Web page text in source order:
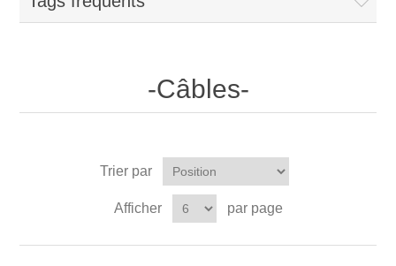
-Câbles-
Trier par
Afficher par page